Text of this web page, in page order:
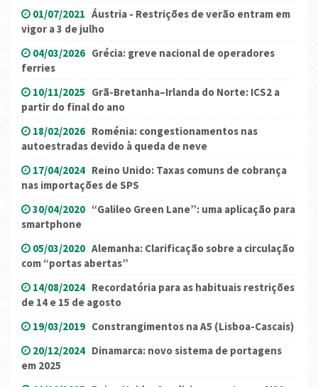
01/07/2021 Áustria - Restrições de verão entram em
vigor a 3 de julho
04/03/2026 Grécia: greve nacional de operadores
ferries
10/11/2025 Grã-Bretanha–Irlanda do Norte: ICS2 a
partir do final do ano
18/02/2026 Roménia: congestionamentos nas
autoestradas devido à queda de neve
17/04/2024 Reino Unido: Taxas comuns de cobrança
nas importações de SPS
30/04/2020 “Galileo Green Lane”: uma aplicação para
smartphone
05/03/2020 Alemanha: Clarificação sobre a circulação
com “portas abertas”
14/08/2024 Recordatória para as habituais restrições
de 14 e 15 de agosto
19/03/2019 Constrangimentos na A5 (Lisboa-Cascais)
20/12/2024 Dinamarca: novo sistema de portagens
em 2025